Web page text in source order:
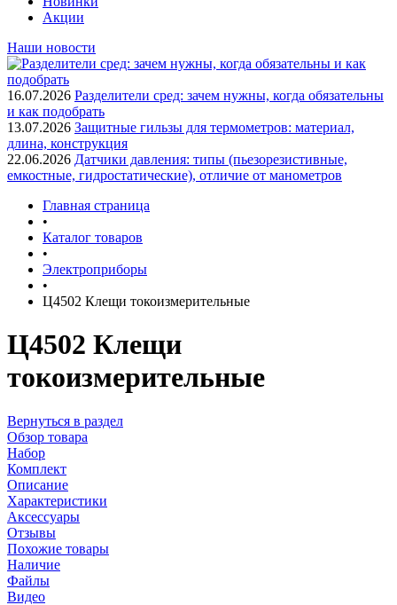
Акции
Наши новости
16.07.2026 Разделители сред: зачем нужны, когда обязательны
и как подобрать
13.07.2026 Защитные гильзы для термометров: материал,
длина, конструкция
22.06.2026 Датчики давления: типы (пьезорезистивные,
емкостные, гидростатические), отличие от манометров
Главная страница
•
Каталог товаров
•
Электроприборы
•
Ц4502 Клещи токоизмерительные
Ц4502 Клещи
токоизмерительные
Вернуться в раздел
Обзор товара
Набор
Комплект
Описание
Характеристики
Аксессуары
Отзывы
Похожие товары
Наличие
Файлы
Видео